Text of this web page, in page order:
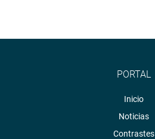
PORTAL
Inicio
Noticias
Contrastes